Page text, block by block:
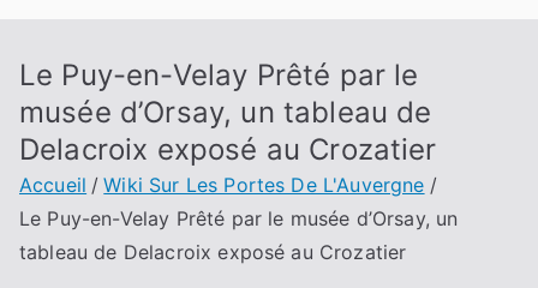
Le Puy-en-Velay Prêté par le
musée d’Orsay, un tableau de
Delacroix exposé au Crozatier
Accueil
Wiki Sur Les Portes De L'Auvergne
Le Puy-en-Velay Prêté par le musée d’Orsay, un
tableau de Delacroix exposé au Crozatier